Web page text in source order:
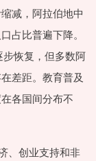
减，阿拉伯地中
占比普遍下降。
恢复，但多数阿
差距。教育普及
各国间分布不
、创业支持和非